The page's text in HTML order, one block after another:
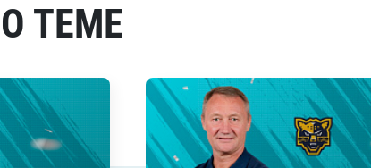
ТЕМЕ